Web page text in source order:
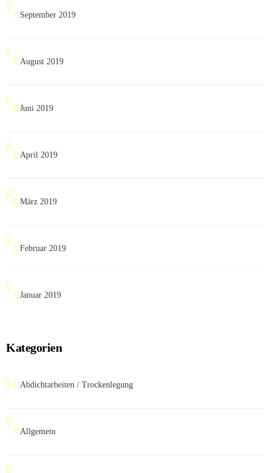
September 2019
August 2019
Juni 2019
April 2019
März 2019
Februar 2019
Januar 2019
Kategorien
Abdichtarbeiten / Trockenlegung
Allgemein